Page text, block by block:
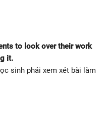
to look over their work
it.
sinh phải xem xét bài làm